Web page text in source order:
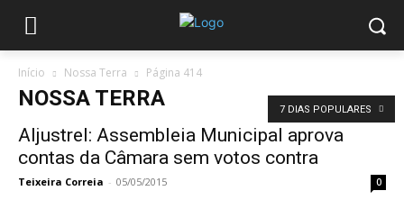
Início Nossa Terra Página 414
NOSSA TERRA 7 DIAS POPULARES
Aljustrel: Assembleia Municipal aprova
contas da Câmara sem votos contra
Teixeira Correia - 05/05/2015 0